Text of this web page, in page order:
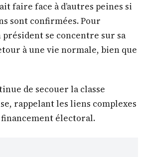
faire face à d’autres peines si
sont confirmées. Pour
président se concentre sur sa
à une vie normale, bien que
de secouer la classe
rappelant les liens complexes
électoral.